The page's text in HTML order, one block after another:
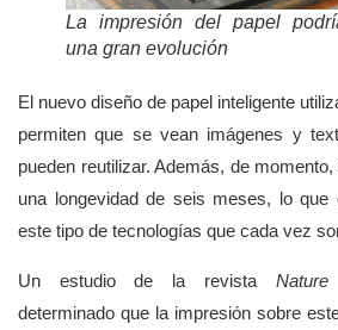
La impresión del papel
una gran evolución
El nuevo diseño de papel inteligente
permiten que se vean imágenes y
pueden reutilizar. Además, de
una longevidad de seis meses, lo
este tipo de tecnologías que cada vez
Un estudio de la revista Nature
determinado que la impresión sobre